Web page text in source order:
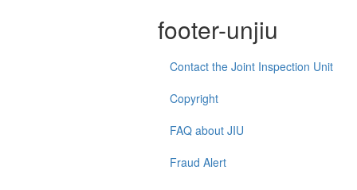
footer-unjiu
Contact the Joint Inspection Unit
Copyright
FAQ about JIU
Fraud Alert